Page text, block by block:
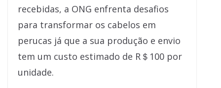
recebidas, a ONG enfrenta desafios
para transformar os cabelos em
perucas já que a sua produção e envio
tem um custo estimado de R＄100 por
unidade.